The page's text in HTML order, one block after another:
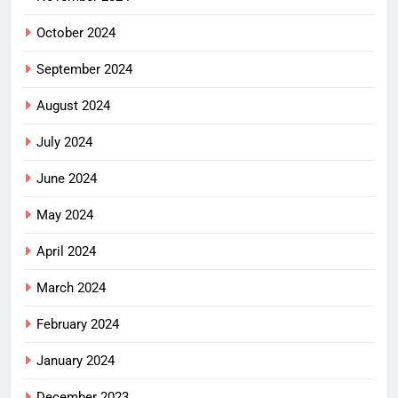
October 2024
September 2024
August 2024
July 2024
June 2024
May 2024
April 2024
March 2024
February 2024
January 2024